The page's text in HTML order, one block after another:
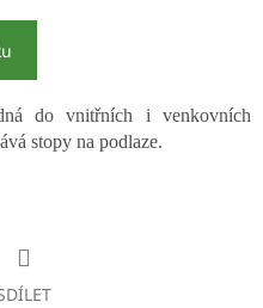
do vnitřních i venkovních
stopy na podlaze.